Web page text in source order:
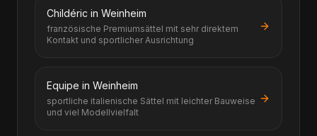
Childéric in Weinheim
französische Premiumsättel mit sehr direktem
Kontakt und sportlicher Ausrichtung
Equipe in Weinheim
sportliche italienische Sättel mit leichter Bauweise
und viel Modellvielfalt